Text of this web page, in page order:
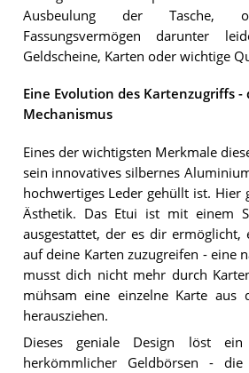
Ausbeulung der Tasche,
Fassungsvermögen darunter
Geldscheine, Karten oder wichtige
Eine Evolution des Kartenzugriffs -
Mechanismus
Eines der wichtigsten Merkmale
sein innovatives silbernes
hochwertiges Leder gehüllt ist. Hier
Ästhetik. Das Etui ist mit einem
ausgestattet, der es dir ermöglicht,
auf deine Karten zuzugreifen - eine
musst dich nicht mehr durch
mühsam eine einzelne Karte aus
herausziehen.
Dieses geniale Design löst ein
herkömmlicher Geldbörsen -